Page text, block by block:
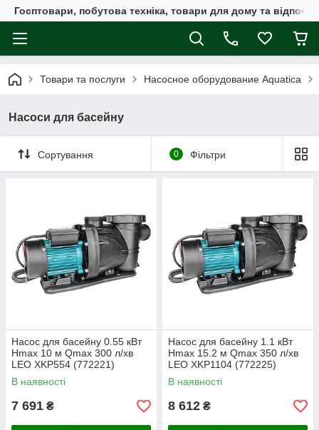
Госптовари, побутова техніка, товари для дому та
Товари та послуги Насосное оборудование Aquatica
Насоси для басейну
Сортування 0 Фільтри
Насос для басейну 0.55 кВт
Hmax 10 м Qmax 300 л/хв
LEO XKP554 (772221)
В наявності
7 691 ₴
Насос для басейну 1.1 кВт
Hmax 15.2 м Qmax 350 л/хв
LEO XKP1104 (772225)
В наявності
8 612 ₴